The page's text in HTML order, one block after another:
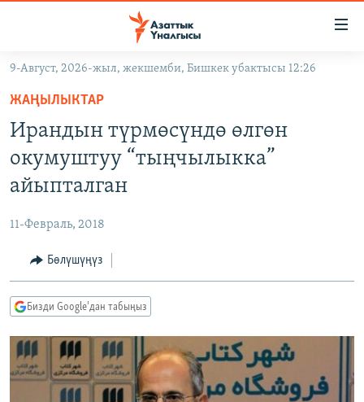
Навигацияга
өтүңүз
Издөөгө
салыңызКЫРГЫЗСТАН
САЯСАТ
МАДАНИЯТ
ДҮЙНӨ
ДҮЙНӨ
УКРАИНА
ТВ ПРОГРАММАЛАР
БҮГҮН АЗАТТЫКТА
ЭЖЕ-СИҢДИЛЕР
ПОДКАСТ
Русский
ОНЛАЙН ШЕРИНЕ
9-Август, 2026-жыл, жекшемби, Бишкек убактысы 12:26
ЖАҢЫЛЫКТАР
Ирандын түрмөсүндө өлгөн
окумуштуу “тыңчылыкка”
айыпталган
11-Февраль, 2018
Бөлүшүңүз
Бизди Google'дан табыңыз